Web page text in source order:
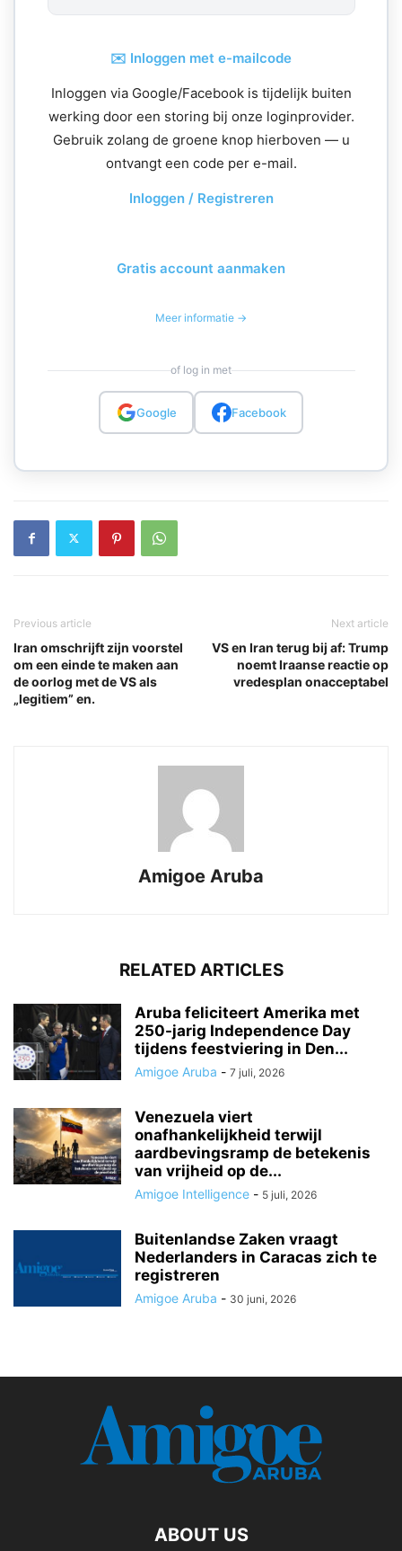
✉️ Inloggen met e-mailcode
Inloggen via Google/Facebook is tijdelijk buiten
werking door een storing bij onze loginprovider.
Gebruik zolang de groene knop hierboven — u
ontvangt een code per e-mail.
Inloggen / Registreren
Gratis account aanmaken
Meer informatie →
of log in met
Google Facebook
Previous article
Iran omschrijft zijn voorstel
om een einde te maken aan
de oorlog met de VS als
„legitiem” en.
Next article
VS en Iran terug bij af: Trump
noemt Iraanse reactie op
vredesplan onacceptabel
Amigoe Aruba
RELATED ARTICLES
Aruba feliciteert Amerika met
250-jarig Independence Day
tijdens feestviering in Den...
Amigoe Aruba - 7 juli, 2026
Venezuela viert
onafhankelijkheid terwijl
aardbevingsramp de betekenis
van vrijheid op de...
Amigoe Intelligence - 5 juli, 2026
Buitenlandse Zaken vraagt
Nederlanders in Caracas zich te
registreren
Amigoe Aruba - 30 juni, 2026
ABOUT US